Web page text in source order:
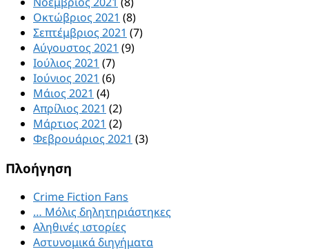
Οκτώβριος 2021 (8)
Σεπτέμβριος 2021 (7)
Αύγουστος 2021 (9)
Ιούλιος 2021 (7)
Ιούνιος 2021 (6)
Μάιος 2021 (4)
Απρίλιος 2021 (2)
Μάρτιος 2021 (2)
Φεβρουάριος 2021 (3)
Πλοήγηση
Crime Fiction Fans
… Μόλις δηλητηριάστηκες
Αληθινές ιστορίες
Αστυνομικά διηγήματα